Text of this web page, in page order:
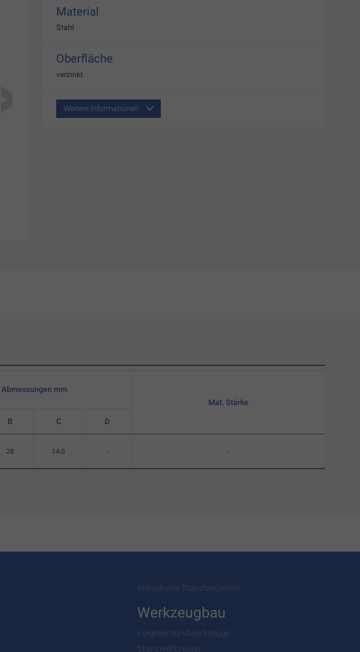
Material
Stahl
Oberfläche
verzinkt
Weitere Informationen
Abmessungen mm
B C D
28 14,0 -
Mat. Stärke
-
Individuelle Stanzbiegeteile
Werkzeugbau
Folgeverbundwerkzeuge
Stanzwerkzeuge